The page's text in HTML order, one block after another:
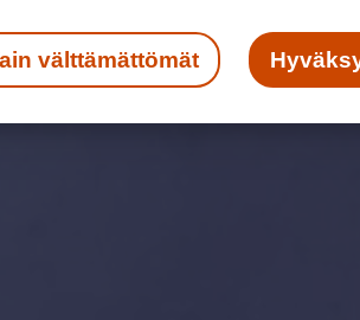
välttämättömät